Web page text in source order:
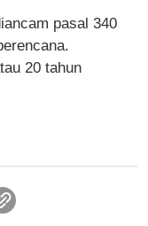
pasal 340
20 tahun